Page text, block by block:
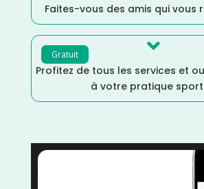
Faites-vous des amis qui vous
Gratuit 
Profitez de tous les services et
à votre pratique
Vélo